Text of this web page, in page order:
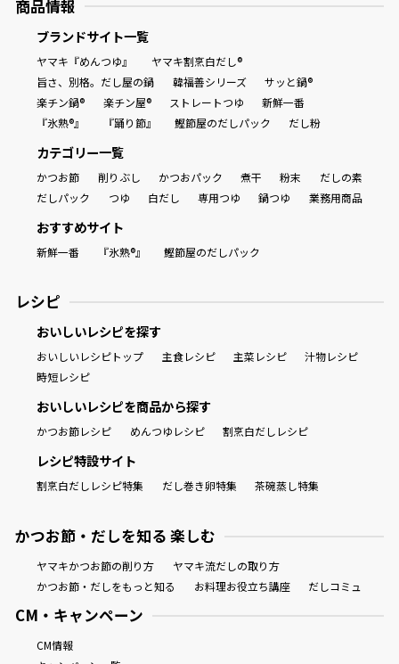
商品情報
ブランドサイト一覧
ヤマキ『めんつゆ』
ヤマキ割烹白だし®
旨さ、別格。だし屋の鍋
韓福善シリーズ
サッと鍋®
楽チン鍋®
楽チン屋® ストレートつゆ
新鮮一番
『氷熟®』
『踊り節』 鰹節屋のだしパック だし粉
カテゴリー一覧
かつお節 削りぶし かつおパック 煮干 粉末
だしの素
だしパック
つゆ 白だし 専用つゆ 鍋つゆ 業務用商品
おすすめサイト
新鮮一番 『氷熟®』 鰹節屋のだしパック
レシピ
おいしいレシピを探す
おいしいレシピトップ 主食レシピ 主菜レシピ
汁物レシピ
時短レシピ
おいしいレシピを商品から探す
かつお節レシピ めんつゆレシピ 割烹白だしレシピ
レシピ特設サイト
割烹白だしレシピ特集 だし巻き卵特集 茶碗蒸し特集
かつお節・だしを知る 楽しむ
ヤマキかつお節の削り方
ヤマキ流だしの取り方
かつお節・だしをもっと知る
お料理お役立ち講座 だしコミュ
CM・キャンペーン
CM情報